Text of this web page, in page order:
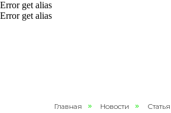
Error get alias
Error get alias
Главная » Новости » Статья